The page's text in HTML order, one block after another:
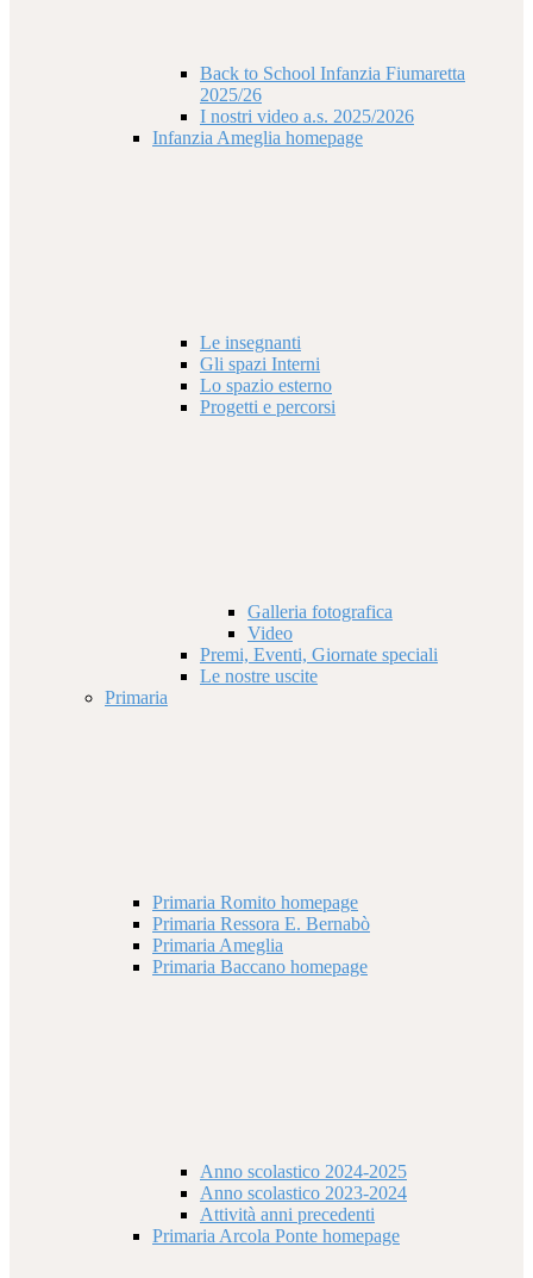
Back to School Infanzia Fiumaretta
2025/26
I nostri video a.s. 2025/2026
Infanzia Ameglia homepage
Le insegnanti
Gli spazi Interni
Lo spazio esterno
Progetti e percorsi
Galleria fotografica
Video
Premi, Eventi, Giornate speciali
Le nostre uscite
Primaria
Primaria Romito homepage
Primaria Ressora E. Bernabò
Primaria Ameglia
Primaria Baccano homepage
Anno scolastico 2024-2025
Anno scolastico 2023-2024
Attività anni precedenti
Primaria Arcola Ponte homepage